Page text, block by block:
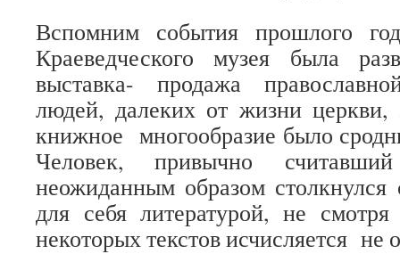
Вспомним события прошлого
Краеведческого музея была
выставка- продажа
людей, далеких от жизни церкви,
книжное многообразие было
Человек, привычно
неожиданным образом
для себя литературой, не
некоторых текстов исчисляется не